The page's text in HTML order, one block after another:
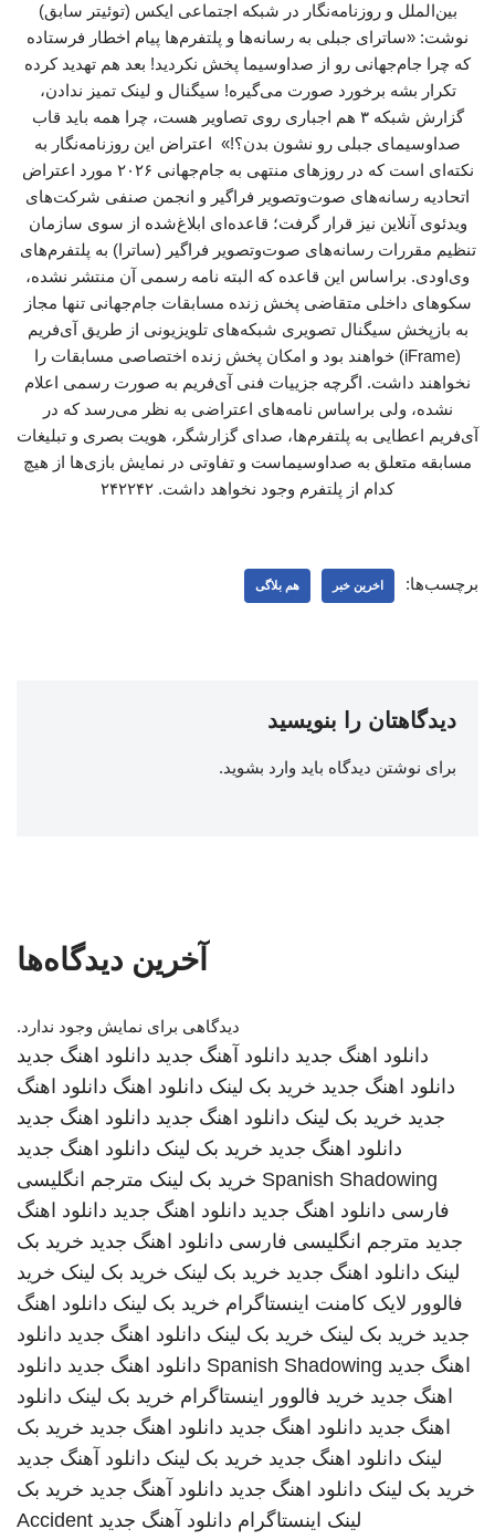
بین‌الملل و روزنامه‌نگار در شبکه اجتماعی ایکس (توئیتر سابق)
نوشت: «ساترای جبلی به رسانه‌ها و پلتفرم‌ها پیام اخطار فرستاده
که چرا جام‌جهانی رو از صداوسیما پخش نکردید! بعد هم تهدید کرده
تکرار بشه برخورد صورت می‌گیره! سیگنال و لینک تمیز ندادن،
گزارش شبکه ۳ هم اجباری روی تصاویر هست، چرا همه باید قاب
صداوسیمای جبلی رو نشون بدن؟!» اعتراض این روزنامه‌نگار به
نکته‌ای است که در روزهای منتهی به جام‌جهانی ۲۰۲۶ مورد اعتراض
اتحادیه رسانه‌های صوت‌وتصویر فراگیر و انجمن صنفی شرکت‌های
ویدئوی آنلاین نیز قرار گرفت؛ قاعده‌ای ابلاغ‌شده از سوی سازمان
تنظیم مقررات رسانه‌های صوت‌وتصویر فراگیر (ساترا) به پلتفرم‌های
وی‌اودی. براساس این قاعده که البته نامه رسمی آن منتشر نشده،
سکوهای داخلی متقاضی پخش زنده مسابقات جام‌جهانی تنها مجاز
به بازپخش سیگنال تصویری شبکه‌های تلویزیونی از طریق آی‌فریم
(iFrame) خواهند بود و امکان پخش زنده اختصاصی مسابقات را
نخواهند داشت. اگرچه جزییات فنی آی‌فریم به صورت رسمی اعلام
نشده، ولی براساس نامه‌های اعتراضی به نظر می‌رسد که در
آی‌فریم اعطایی به پلتفرم‌ها، صدای گزارشگر، هویت بصری و تبلیغات
مسابقه متعلق به صداوسیماست و تفاوتی در نمایش بازی‌ها از هیچ
کدام از پلتفرم وجود نخواهد داشت. ۲۴۲۲۴۲
برچسب‌ها: اخرین خبر هم بلاگی
دیدگاهتان را بنویسید
برای نوشتن دیدگاه باید وارد بشوید.
آخرین دیدگاه‌ها
دیدگاهی برای نمایش وجود ندارد.
دانلود اهنگ جدید دانلود آهنگ جدید دانلود اهنگ جدید
دانلود اهنگ جدید خرید بک لینک دانلود اهنگ دانلود اهنگ
جدید خرید بک لینک دانلود اهنگ جدید دانلود اهنگ جدید
دانلود اهنگ جدید خرید بک لینک دانلود اهنگ جدید
Spanish Shadowing خرید بک لینک مترجم انگلیسی
فارسی دانلود اهنگ جدید دانلود اهنگ جدید دانلود اهنگ
جدید مترجم انگلیسی فارسی دانلود اهنگ جدید خرید بک
لینک دانلود اهنگ جدید خرید بک لینک خرید بک لینک خرید
فالوور لایک کامنت اینستاگرام خرید بک لینک دانلود اهنگ
جدید خرید بک لینک خرید بک لینک دانلود اهنگ جدید دانلود
اهنگ جدید Spanish Shadowing دانلود اهنگ جدید دانلود
اهنگ جدید خرید فالوور اینستاگرام خرید بک لینک دانلود
اهنگ جدید دانلود اهنگ جدید دانلود اهنگ جدید خرید بک
لینک دانلود اهنگ جدید خرید بک لینک دانلود آهنگ جدید
خرید بک لینک دانلود اهنگ جدید دانلود آهنگ جدید خرید بک
لینک اینستاگرام دانلود آهنگ جدید Accident